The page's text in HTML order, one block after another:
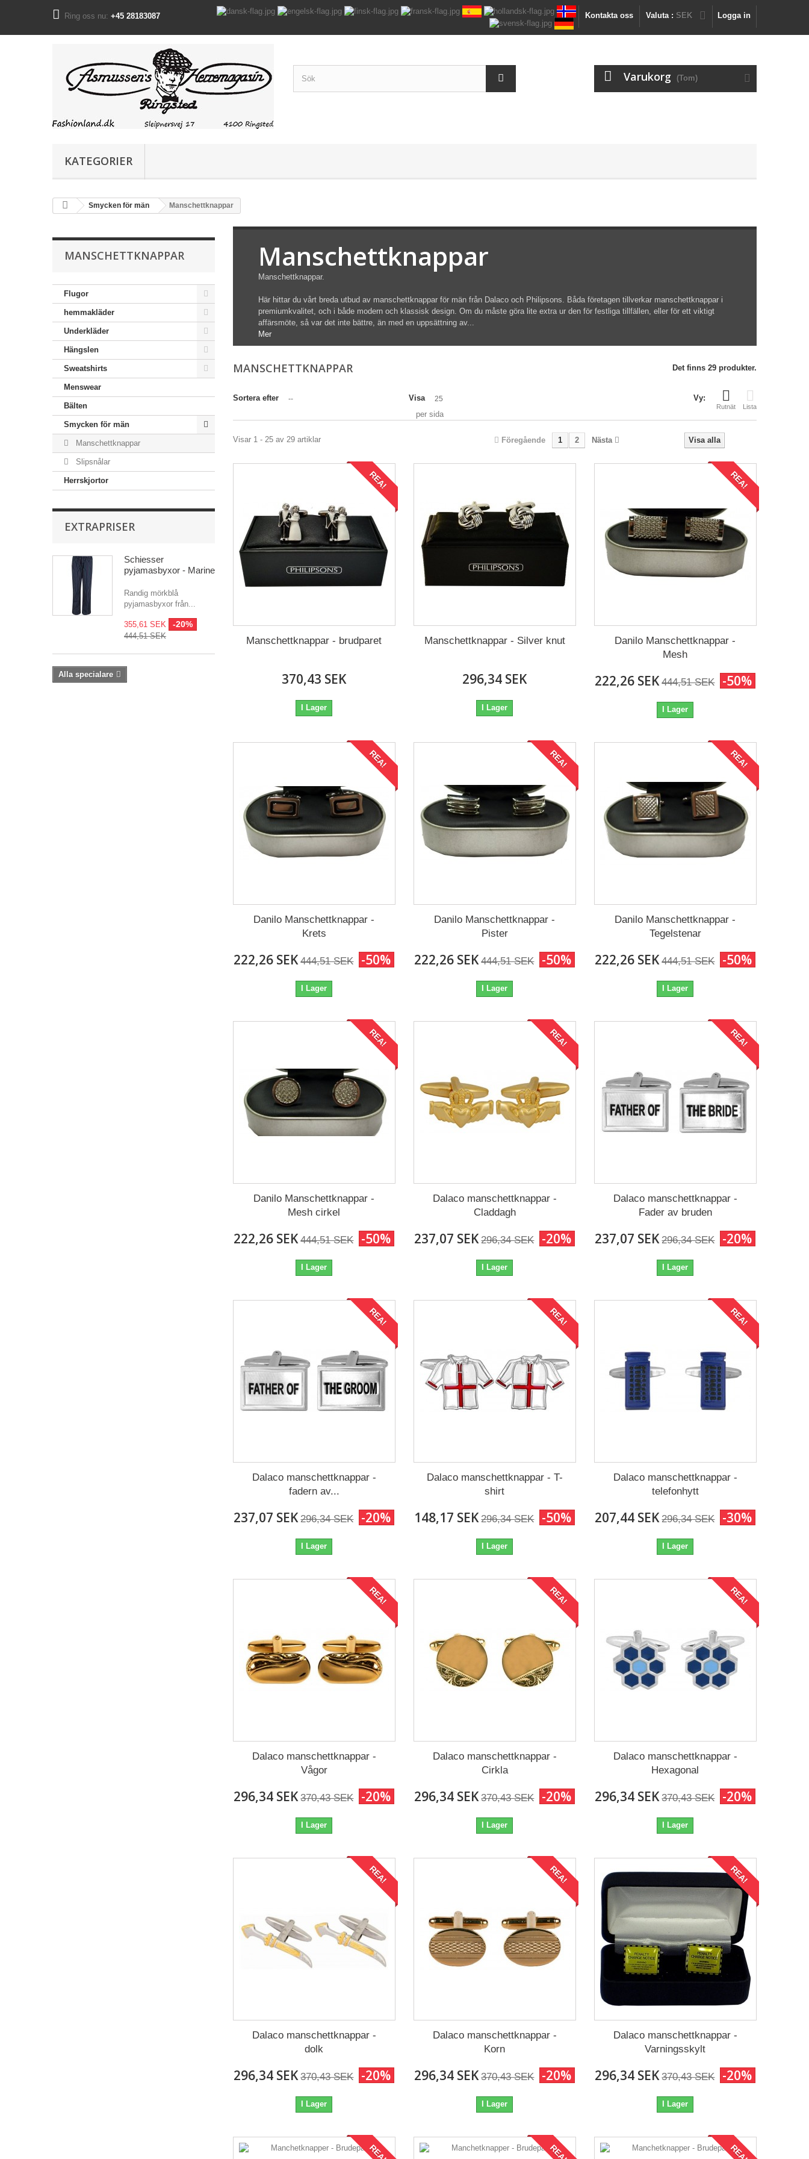
Logga in
Valuta : SEK
Kontakta oss
Ring oss nu: +45 28183087
Varukorg (Tom)
KATEGORIER
Smycken för män Manschettknappar
MANSCHETTKNAPPAR
Flugor
hemmakläder
Underkläder
Hängslen
Sweatshirts
Menswear
Bälten
Smycken för män
Manschettknappar
Slipsnålar
Herrskjortor
EXTRAPRISER
Schiesser
pyjamasbyxor - Marine
Randig mörkblå
pyjamasbyxor från...
355,61 SEK -20%
444,51 SEK
Alla specialare
Manschettknappar
Manschettknappar.
Här hittar du vårt breda utbud av manschettknappar för män från Dalaco och Philipsons. Båda företagen tillverkar manschettknappar i
premiumkvalitet, och i både modern och klassisk design. Om du måste göra lite extra ur den för festliga tillfällen, eller för ett viktigt
affärsmöte, så var det inte bättre, än med en uppsättning av...
Mer
MANSCHETTKNAPPAR Det finns 29 produkter.
Vy:
Rutnät Lista
Sortera efter -- Visa 25
per sida
Visa alla
Föregående 1 2 Nästa
Visar 1 - 25 av 29 artiklar
REA!
Manschettknappar - brudparet
370,43 SEK
I Lager
Manschettknappar - Silver knut
296,34 SEK
I Lager
REA!
Danilo Manschettknappar -
Mesh
222,26 SEK 444,51 SEK -50%
I Lager
REA!
Danilo Manschettknappar -
Krets
222,26 SEK 444,51 SEK -50%
I Lager
REA!
Danilo Manschettknappar -
Pister
222,26 SEK 444,51 SEK -50%
I Lager
REA!
Danilo Manschettknappar -
Tegelstenar
222,26 SEK 444,51 SEK -50%
I Lager
REA!
Danilo Manschettknappar -
Mesh cirkel
222,26 SEK 444,51 SEK -50%
I Lager
REA!
Dalaco manschettknappar -
Claddagh
237,07 SEK 296,34 SEK -20%
I Lager
REA!
Dalaco manschettknappar -
Fader av bruden
237,07 SEK 296,34 SEK -20%
I Lager
REA!
Dalaco manschettknappar -
fadern av...
237,07 SEK 296,34 SEK -20%
I Lager
REA!
Dalaco manschettknappar - T-
shirt
148,17 SEK 296,34 SEK -50%
I Lager
REA!
Dalaco manschettknappar -
telefonhytt
207,44 SEK 296,34 SEK -30%
I Lager
REA!
Dalaco manschettknappar -
Vågor
296,34 SEK 370,43 SEK -20%
I Lager
REA!
Dalaco manschettknappar -
Cirkla
296,34 SEK 370,43 SEK -20%
I Lager
REA!
Dalaco manschettknappar -
Hexagonal
296,34 SEK 370,43 SEK -20%
I Lager
REA!
Dalaco manschettknappar -
dolk
296,34 SEK 370,43 SEK -20%
I Lager
REA!
Dalaco manschettknappar -
Korn
296,34 SEK 370,43 SEK -20%
I Lager
REA!
Dalaco manschettknappar -
Varningsskylt
296,34 SEK 370,43 SEK -20%
I Lager
REA! REA! REA!